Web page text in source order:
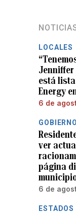
LOCALES
Jenniffer
está
Energy
6 de
GOBIERNO
ver
página
6 de